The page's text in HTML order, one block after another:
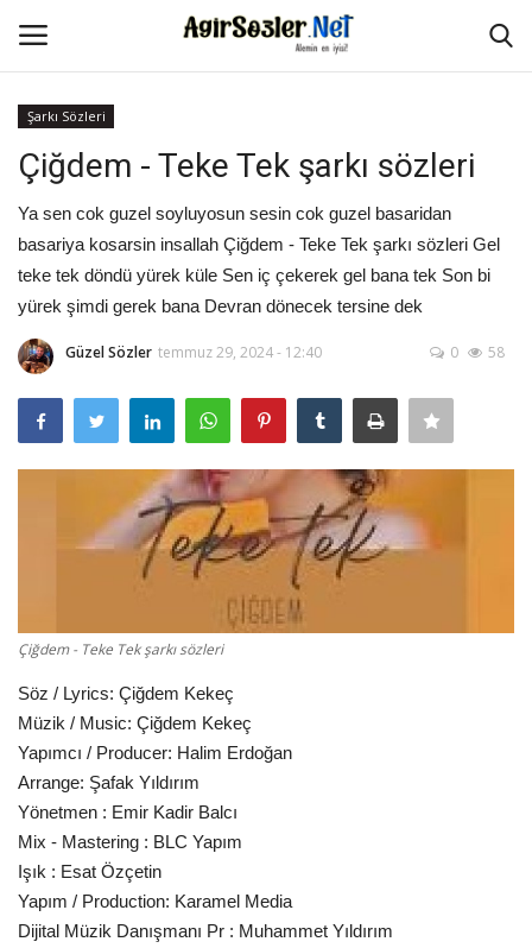
Anasayfa
İletişim
Aşk Sözleri
Güzel Sözler
Ağır Sözler
Komik Sözler
ilahi sözleri
Dini Sözler
Günaydın Mesajları
Şarkı Sözleri
Çiğdem - Teke Tek şarkı sözleri
Ya sen cok guzel soyluyosun sesin cok guzel basaridan
basariya kosarsin insallah Çiğdem - Teke Tek şarkı sözleri Gel
teke tek döndü yürek küle Sen iç çekerek gel bana tek Son bi
yürek şimdi gerek bana Devran dönecek tersine dek
Güzel Sözler temmuz 29, 2024 - 12:40 0 58
Çiğdem - Teke Tek şarkı sözleri
Söz / Lyrics: Çiğdem Kekeç
Müzik / Music: Çiğdem Kekeç
Yapımcı / Producer: Halim Erdoğan
Arrange: Şafak Yıldırım
Yönetmen : Emir Kadir Balcı
Mix - Mastering : BLC Yapım
Işık : Esat Özçetin
Yapım / Production: Karamel Media
Dijital Müzik Danışmanı Pr : Muhammet Yıldırım